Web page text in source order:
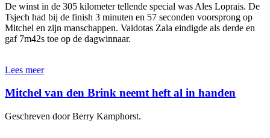
De winst in de 305 kilometer tellende special was Ales Loprais. De
Tsjech had bij de finish 3 minuten en 57 seconden voorsprong op
Mitchel en zijn manschappen. Vaidotas Zala eindigde als derde en
gaf 7m42s toe op de dagwinnaar.
Lees meer
Mitchel van den Brink neemt heft al in handen
Geschreven door Berry Kamphorst.